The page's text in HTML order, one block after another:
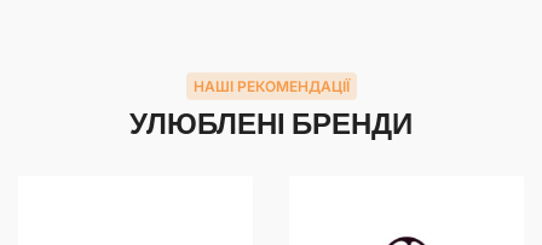
НАШІ РЕКОМЕНДАЦІЇ
УЛЮБЛЕНІ БРЕНДИ